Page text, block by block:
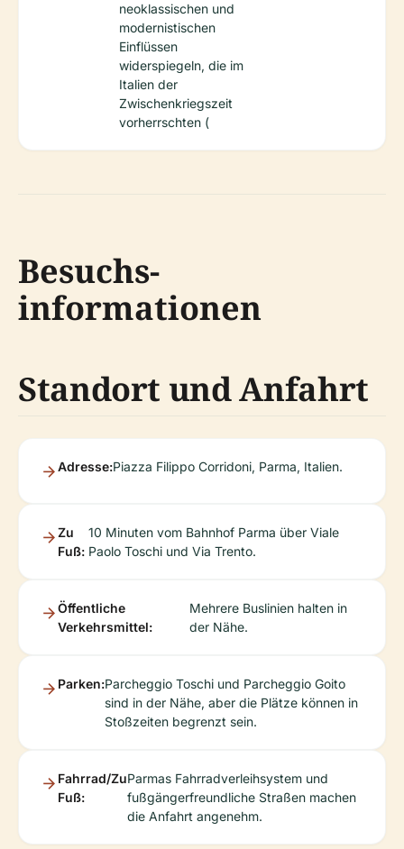
neoklassischen und
modernistischen
Einflüssen
widerspiegeln, die im
Italien der
Zwischenkriegszeit
vorherrschten (
Besuchs­
informationen
Standort und Anfahrt
Adresse:Piazza Filippo Corridoni, Parma, Italien.
Zu
Fuß:
10 Minuten vom Bahnhof Parma über Viale
Paolo Toschi und Via Trento.
Öffentliche
Verkehrsmittel:
Mehrere Buslinien halten in
der Nähe.
Parken:Parcheggio Toschi und Parcheggio Goito
sind in der Nähe, aber die Plätze können in
Stoßzeiten begrenzt sein.
Fahrrad/Zu
Fuß:
Parmas Fahrradverleihsystem und
fußgängerfreundliche Straßen machen
die Anfahrt angenehm.